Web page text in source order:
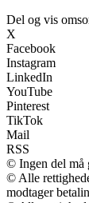
Del og vis
X
Facebook
Instagram
LinkedIn
YouTube
Pinterest
TikTok
Mail
RSS
© Ingen del må
© Alle
modtager